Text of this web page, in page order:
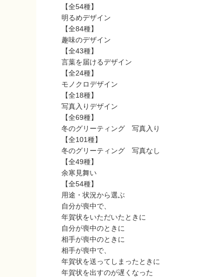
【全54種】
明るめデザイン
【全84種】
趣味のデザイン
【全43種】
言葉を届けるデザイン
【全24種】
モノクロデザイン
【全18種】
写真入りデザイン
【全69種】
冬のグリーティング 写真入り
【全101種】
冬のグリーティング 写真なし
【全49種】
余寒見舞い
【全54種】
用途・状況から選ぶ
自分が喪中で、
年賀状をいただいたときに
自分が喪中のときに
相手が喪中のときに
相手が喪中で、
年賀状を送ってしまったときに
年賀状を出すのが遅くなった